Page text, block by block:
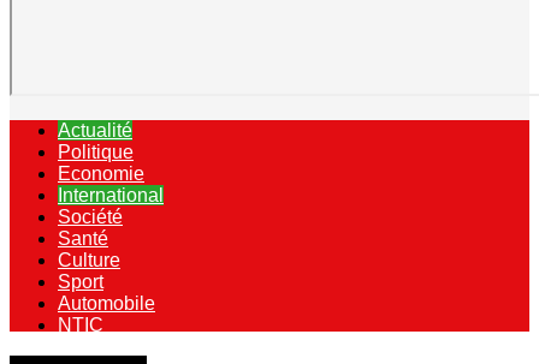
Actualité
Politique
Economie
International
Société
Santé
Culture
Sport
Automobile
NTIC